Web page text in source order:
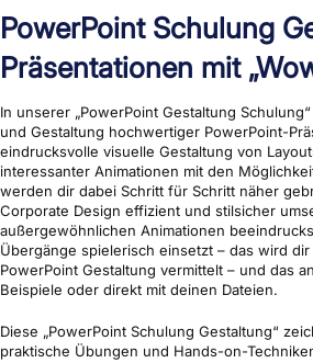
PowerPoint Schulung
Präsentationen mit
In unserer „PowerPoint Gestaltung
und Gestaltung hochwertiger PowerPoint-
eindrucksvolle visuelle Gestaltung von
interessanter Animationen mit den
werden dir dabei Schritt für Schritt näher
Corporate Design effizient und stilsicher
außergewöhnlichen Animationen
Übergänge spielerisch einsetzt – das wird
PowerPoint Gestaltung vermittelt – und das
Beispiele oder direkt mit deinen Dateien.
Diese „PowerPoint Schulung Gestaltung“
praktische Übungen und Hands-on-